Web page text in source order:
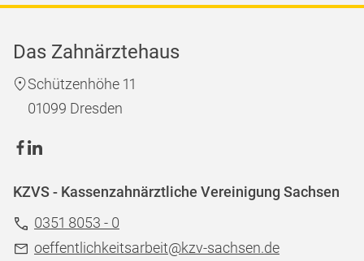
Das Zahnärztehaus
Schützenhöhe 11
01099 Dresden
KZVS - Kassenzahnärztliche Vereinigung Sachsen
0351 8053 - 0
oeffentlichkeitsarbeit@kzv-sachsen.de